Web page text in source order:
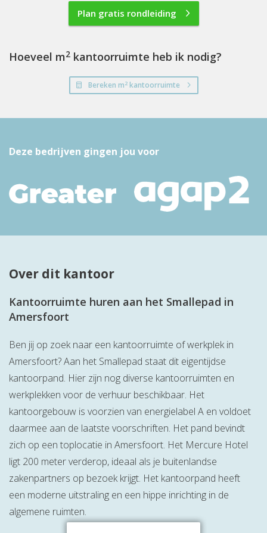
Plan gratis rondleiding
Hoeveel m2 kantoorruimte heb ik nodig?
Bereken m2kantoorruimte
Deze bedrijven gingen jou voor
Over dit kantoor
Kantoorruimte huren aan het Smallepad in
Amersfoort
Ben jij op zoek naar een kantoorruimte of werkplek in
Amersfoort? Aan het Smallepad staat dit eigentijdse
kantoorpand. Hier zijn nog diverse kantoorruimten en
werkplekken voor de verhuur beschikbaar. Het
kantoorgebouw is voorzien van energielabel A en voldoet
daarmee aan de laatste voorschriften. Het pand bevindt
zich op een toplocatie in Amersfoort. Het Mercure Hotel
ligt 200 meter verderop, ideaal als je buitenlandse
zakenpartners op bezoek krijgt. Het kantoorpand heeft
een moderne uitstraling en een hippe inrichting in de
algemene ruimten.